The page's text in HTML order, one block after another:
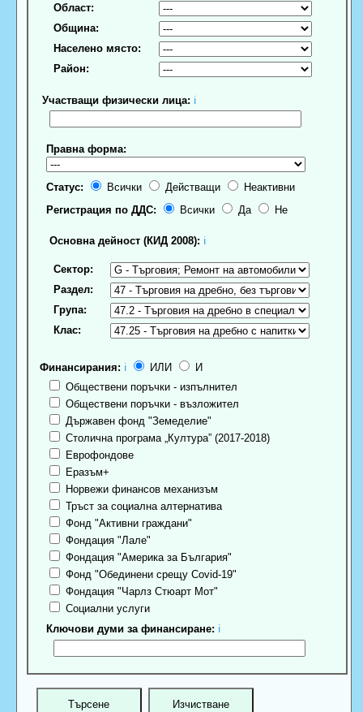
Област:
Община:
Населено място:
Район:
Участващи физически лица: ℹ
Правна форма:
Статус: Всички Действащи
Неактивни
Регистрация по ДДС:
Всички Да Не
Основна дейност (КИД 2008): ℹ
Сектор:
Раздел:
Група:
Клас:
Финансирания: ℹ ИЛИ
И
Обществени поръчки - изпълнител
Обществени поръчки - възложител
Държавен фонд "Земеделие"
Столична програма „Култура” (2017-2018)
Еврофондове
Еразъм+
Норвежи финансов механизъм
Тръст за социална алтернатива
Фонд "Активни граждани"
Фондация "Лале"
Фондация "Америка за България"
Фонд "Обединени срещу Covid-19"
Фондация "Чарлз Стюарт Мот"
Социални услуги
Ключови думи за финансиране: ℹ